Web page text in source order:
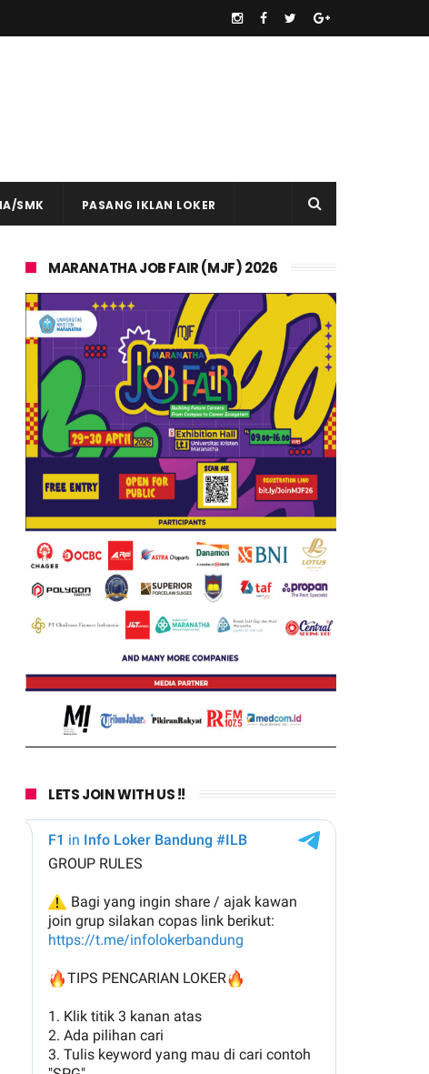
SMK PASANG IKLAN LOKER
MARANATHA JOB FAIR (MJF) 2026
LETS JOIN WITH US !!